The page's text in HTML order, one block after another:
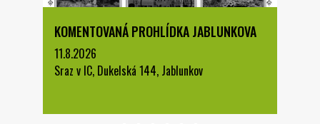
KOMENTOVANÁ PROHLÍDKA JABLUNKOVA
11.8.2026
Sraz v IC, Dukelská 144, Jablunkov